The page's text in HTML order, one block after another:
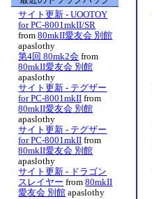
サイト更新 - UOOTOY
for PC-8001mkII/SR
from 80mkII愛友会 別館
apaslothy
第4回 80mk2会 from
80mkII愛友会 別館
apaslothy
サイト更新 - テグザー
for PC-8001mkII from
80mkII愛友会 別館
apaslothy
サイト更新 - テグザー
for PC-8001mkII from
80mkII愛友会 別館
apaslothy
サイト更新 - ドラゴン
スレイヤー from 80mkII
愛友会 別館 apaslothy